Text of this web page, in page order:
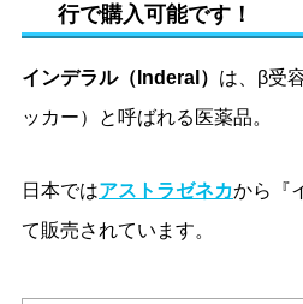
行で購入可能です！
インデラル（Inderal） は、β受
ッカー）と呼ばれる医薬品。
日本ではアストラゼネカから『
て販売されています。